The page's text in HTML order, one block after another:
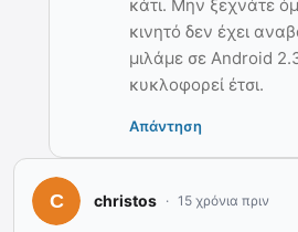
κάτι. Μην ξεχνάτε
κινητό δεν έχει
μιλάμε σε Android
κυκλοφορεί έτσι.
Απάντηση
christos 15 χρόνια πριν